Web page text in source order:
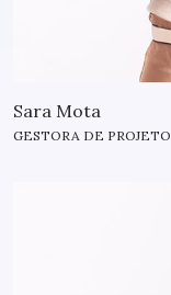
Sara Mota
GESTORA DE PROJETO